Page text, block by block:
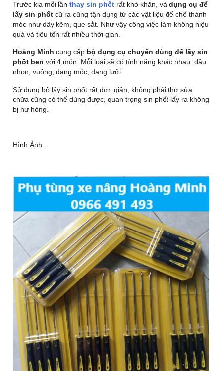
Trước kia mỗi lần thay sin phốt rất khó khăn, và dụng cụ để
lấy sin phốt cũ ra cũng tận dụng từ các vật liệu để chế thành
móc như dây kẽm, que sắt. Như vậy công việc làm không hiệu
quả và tiêu tốn rất nhiều thời gian.
Hoàng Minh cung cấp bộ dụng cụ chuyên dùng để lấy sin
phốt ben với 4 món. Mỗi loại sẽ có tính năng khác nhau: đầu
nhọn, vuông, dạng móc, dạng lưỡi.
Sử dụng bộ lấy sin phốt rất đơn giản, không phải thợ sửa
chữa cũng có thể dùng được, quan trọng sin phốt lấy ra không
bị hư hỏng.
Hình Ảnh: